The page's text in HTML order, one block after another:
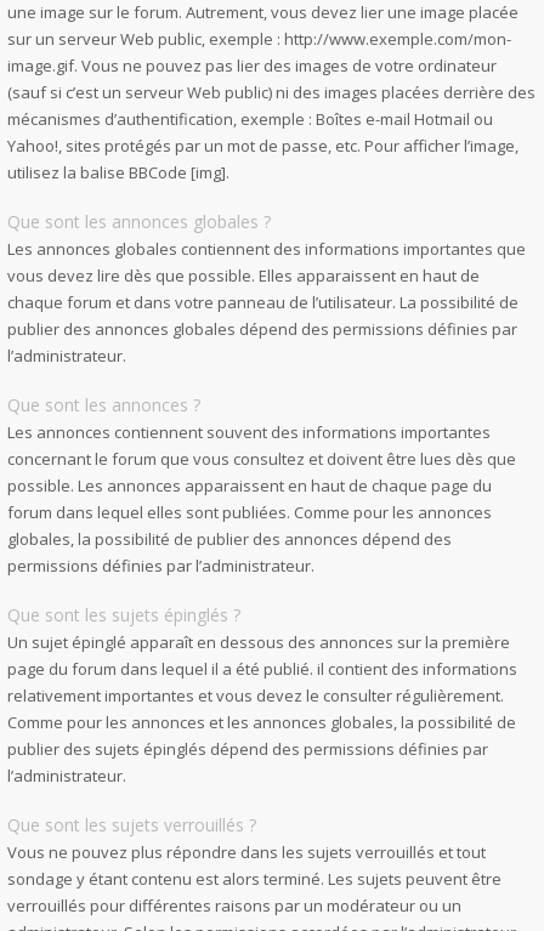
une image sur le forum. Autrement, vous devez lier une image placée
sur un serveur Web public, exemple : http://www.exemple.com/mon-
image.gif. Vous ne pouvez pas lier des images de votre ordinateur
(sauf si c’est un serveur Web public) ni des images placées derrière des
mécanismes d’authentification, exemple : Boîtes e-mail Hotmail ou
Yahoo!, sites protégés par un mot de passe, etc. Pour afficher l’image,
utilisez la balise BBCode [img].
Que sont les annonces globales ?
Les annonces globales contiennent des informations importantes que
vous devez lire dès que possible. Elles apparaissent en haut de
chaque forum et dans votre panneau de l’utilisateur. La possibilité de
publier des annonces globales dépend des permissions définies par
l’administrateur.
Que sont les annonces ?
Les annonces contiennent souvent des informations importantes
concernant le forum que vous consultez et doivent être lues dès que
possible. Les annonces apparaissent en haut de chaque page du
forum dans lequel elles sont publiées. Comme pour les annonces
globales, la possibilité de publier des annonces dépend des
permissions définies par l’administrateur.
Que sont les sujets épinglés ?
Un sujet épinglé apparaît en dessous des annonces sur la première
page du forum dans lequel il a été publié. il contient des informations
relativement importantes et vous devez le consulter régulièrement.
Comme pour les annonces et les annonces globales, la possibilité de
publier des sujets épinglés dépend des permissions définies par
l’administrateur.
Que sont les sujets verrouillés ?
Vous ne pouvez plus répondre dans les sujets verrouillés et tout
sondage y étant contenu est alors terminé. Les sujets peuvent être
verrouillés pour différentes raisons par un modérateur ou un